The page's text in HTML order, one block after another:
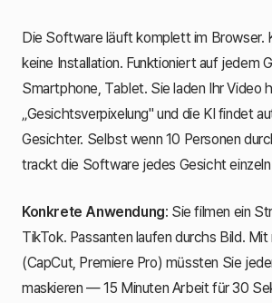
Die Software läuft komplett im Browser.
keine Installation. Funktioniert auf jedem
Smartphone, Tablet. Sie laden Ihr Video
„Gesichtsverpixelung" und die KI findet
Gesichter. Selbst wenn 10 Personen
trackt die Software jedes Gesicht
Konkrete Anwendung: Sie filmen ein
TikTok. Passanten laufen durchs Bild. Mit
(CapCut, Premiere Pro) müssten Sie
maskieren — 15 Minuten Arbeit für 30